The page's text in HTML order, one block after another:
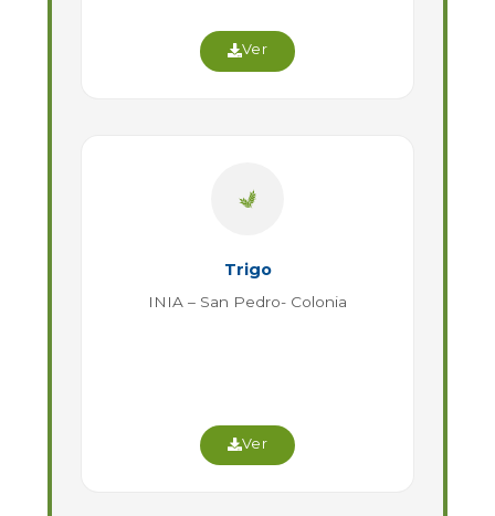
Ver
Trigo
INIA – San Pedro- Colonia
Ver